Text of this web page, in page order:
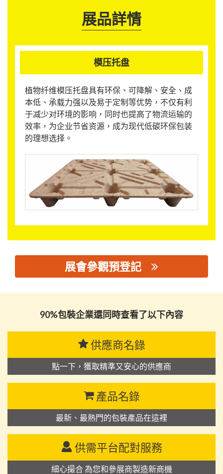
展品詳情
模压托盘
植物纤维模压托盘具有环保、可降解、安全、成
本低、承载力强以及易于定制等优势，不仅有利
于减少对环境的影响，同时也提高了物流运输的
效率，为企业节省资源，成为现代低碳环保包装
的理想选择。
展會參觀預登記
90%包裝企業還同時查看了以下內容
供應商名錄
點一下，獲取精準又安心的供應商
產品名錄
最新、最熱門的包裝產品在這裡
供需平台配對服務
細心撮合 為您和參展商製造新商機